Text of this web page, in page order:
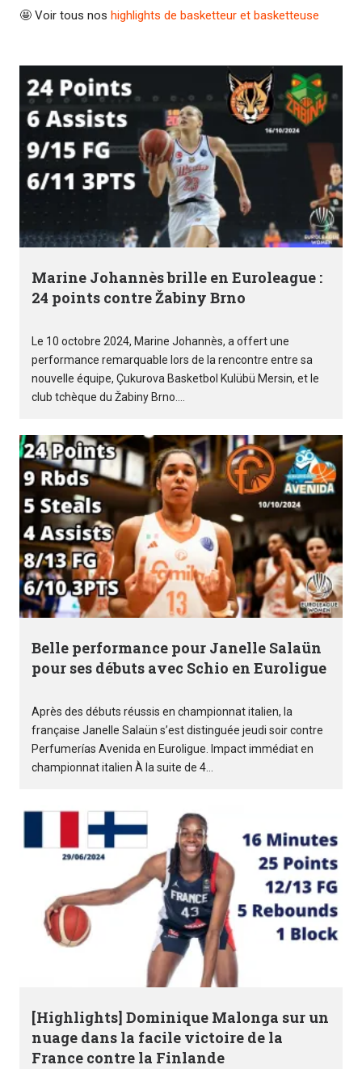
🤩 Voir tous nos highlights de basketteur et basketteuse
Marine Johannès brille en Euroleague :
24 points contre Žabiny Brno
Le 10 octobre 2024, Marine Johannès, a offert une
performance remarquable lors de la rencontre entre sa
nouvelle équipe, Çukurova Basketbol Kulübü Mersin, et le
club tchèque du Žabiny Brno....
Belle performance pour Janelle Salaün
pour ses débuts avec Schio en Euroligue
Après des débuts réussis en championnat italien, la
française Janelle Salaün s’est distinguée jeudi soir contre
Perfumerías Avenida en Euroligue. Impact immédiat en
championnat italien À la suite de 4...
[Highlights] Dominique Malonga sur un
nuage dans la facile victoire de la
France contre la Finlande